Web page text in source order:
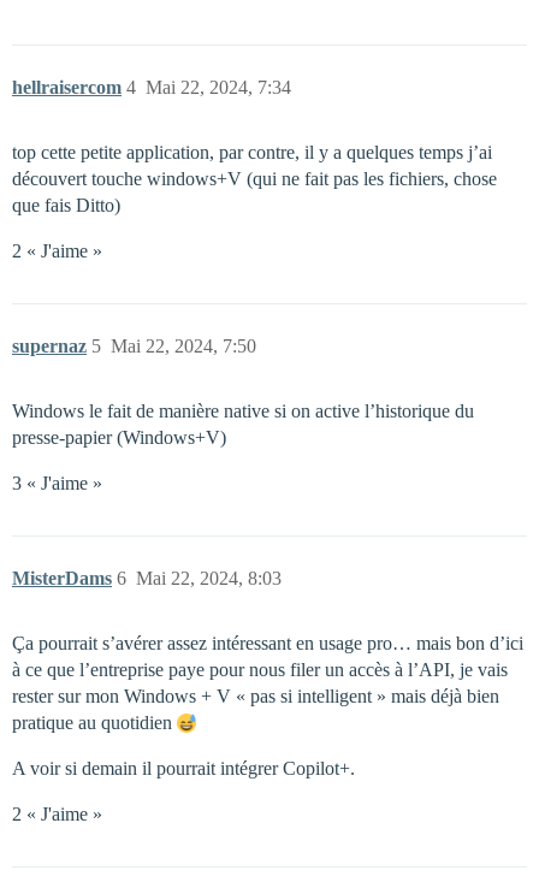
hellraisercom Mai 22, 2024, 7:34
4
top cette petite application, par contre, il y a quelques temps j’ai
découvert touche windows+V (qui ne fait pas les fichiers, chose
que fais Ditto)
2 « J'aime »
supernaz Mai 22, 2024, 7:50
5
Windows le fait de manière native si on active l’historique du
presse-papier (Windows+V)
3 « J'aime »
MisterDams Mai 22, 2024, 8:03
6
Ça pourrait s’avérer assez intéressant en usage pro… mais bon d’ici
à ce que l’entreprise paye pour nous filer un accès à l’API, je vais
rester sur mon Windows + V « pas si intelligent » mais déjà bien
pratique au quotidien
A voir si demain il pourrait intégrer Copilot+.
2 « J'aime »